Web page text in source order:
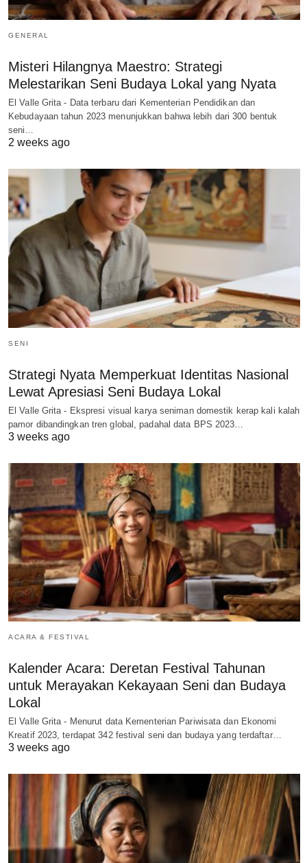
GENERAL
Misteri Hilangnya Maestro: Strategi
Melestarikan Seni Budaya Lokal yang Nyata
El Valle Grita - Data terbaru dari Kementerian Pendidikan dan
Kebudayaan tahun 2023 menunjukkan bahwa lebih dari 300 bentuk
seni…
2 weeks ago
SENI
Strategi Nyata Memperkuat Identitas Nasional
Lewat Apresiasi Seni Budaya Lokal
El Valle Grita - Ekspresi visual karya seniman domestik kerap kali kalah
pamor dibandingkan tren global, padahal data BPS 2023…
3 weeks ago
ACARA & FESTIVAL
Kalender Acara: Deretan Festival Tahunan
untuk Merayakan Kekayaan Seni dan Budaya
Lokal
El Valle Grita - Menurut data Kementerian Pariwisata dan Ekonomi
Kreatif 2023, terdapat 342 festival seni dan budaya yang terdaftar…
3 weeks ago